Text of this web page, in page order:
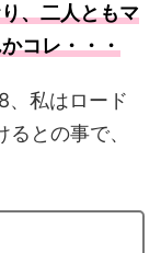
、二人ともマ
コレ・・・
、私はロード
との事で、